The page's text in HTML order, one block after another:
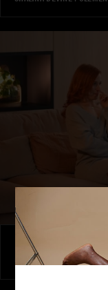
Un amant pour deux
CAROLLINA CHERRY|